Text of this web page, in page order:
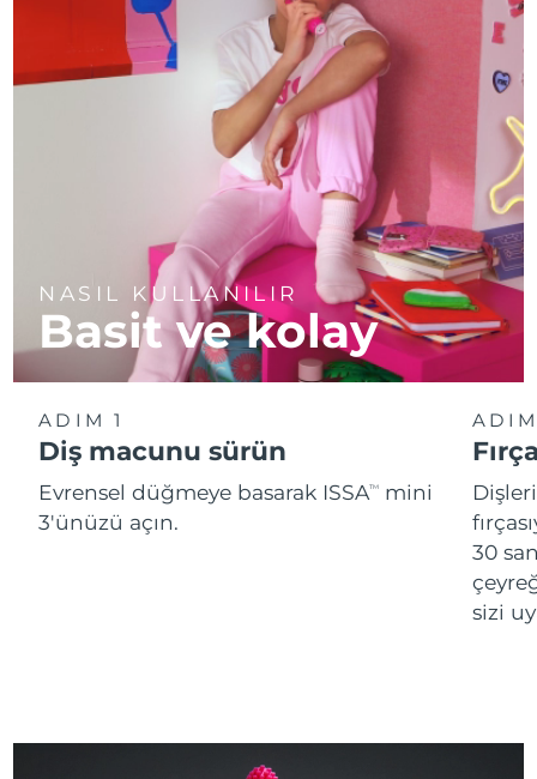
NASIL KULLANILIR
Basit ve kolay
ADIM 1
Diş macunu sürün
Evrensel düğmeye basarak ISSATM
mini
3'ünüzü açın.
30
sizi